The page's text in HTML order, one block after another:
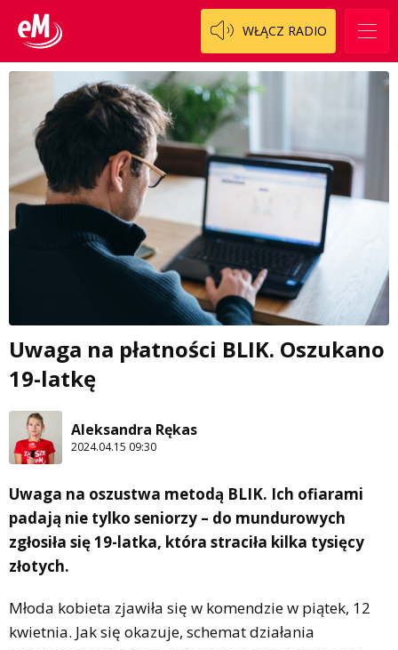
WŁĄCZ RADIO
Uwaga na płatności BLIK. Oszukano
19-latkę
Aleksandra Rękas
2024.04.15 09:30
Uwaga na oszustwa metodą BLIK. Ich ofiarami
padają nie tylko seniorzy – do mundurowych
zgłosiła się 19-latka, która straciła kilka tysięcy
złotych.
Młoda kobieta zjawiła się w komendzie w piątek, 12
kwietnia. Jak się okazuje, schemat działania